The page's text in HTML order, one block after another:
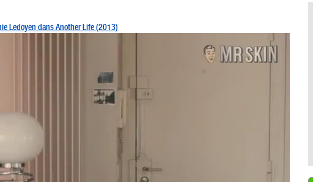
Ledoyen dans Another Life (2013)